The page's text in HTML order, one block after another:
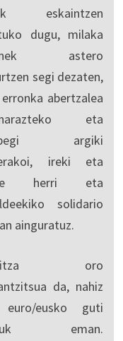
eskaintzen
dugu, milaka
astero
segi dezaten,
abertzalea
eta
argiki
ireki eta
herri eta
solidario
ainguratuz.
oro
da, nahiz
eusko guti
eman.